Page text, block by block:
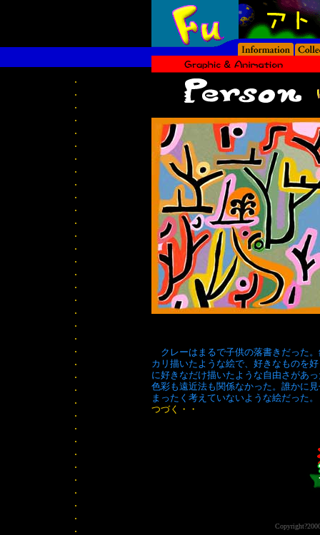
.
.
.
.
.
.
.
.
.
.
.
.
.
.
.
.
.
.
.
.
.
.
.
.
.
.
.
.
.
.
.
.
.
.
.
.
クレーはまるで子供の落書きだった
カリ描いたような絵で、好きなものを
に好きなだけ描いたような自由さがあ
色彩も遠近法も関係なかった。誰かに
まったく考えていないような
つづく・・